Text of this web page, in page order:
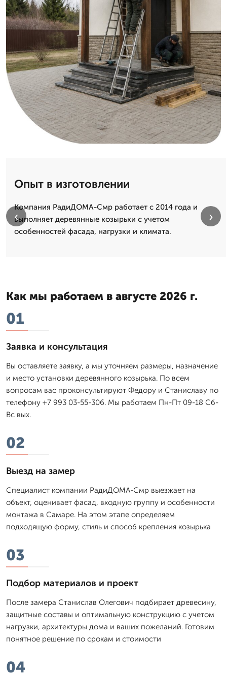
Опыт в изготовлении
Компания РадиДОМА-Смр работает с 2014 года и
выполняет деревянные козырьки с учетом
особенностей фасада, нагрузки и климата.
‹ ›
Как мы работаем в августе 2026 г.
01
Заявка и консультация
Вы оставляете заявку, а мы уточняем размеры, назначение
и место установки деревянного козырька. По всем
вопросам вас проконсультируют Федору и Станиславу по
телефону +7 993 03-55-306. Мы работаем Пн-Пт 09-18 Сб-
Вс вых.
02
Выезд на замер
Специалист компании РадиДОМА-Смр выезжает на
объект, оценивает фасад, входную группу и особенности
монтажа в Самаре. На этом этапе определяем
подходящую форму, стиль и способ крепления козырька
03
Подбор материалов и проект
После замера Станислав Олегович подбирает древесину,
защитные составы и оптимальную конструкцию с учетом
нагрузки, архитектуры дома и ваших пожеланий. Готовим
понятное решение по срокам и стоимости
04